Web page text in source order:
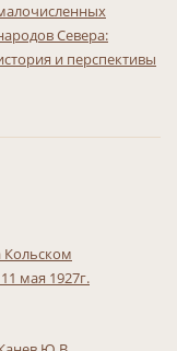
Севера:
и перспективы
Кольском
мая 1927г.